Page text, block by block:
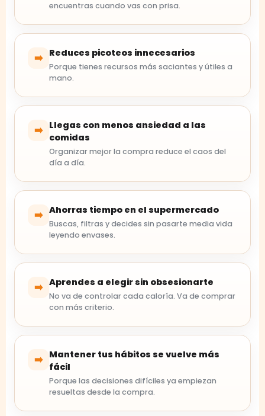
encuentras cuando vas con prisa.
➡️ Reduces picoteos innecesarios
Porque tienes recursos más saciantes y útiles a
mano.
➡️ Llegas con menos ansiedad a las
comidas
Organizar mejor la compra reduce el caos del
día a día.
➡️ Ahorras tiempo en el supermercado
Buscas, filtras y decides sin pasarte media vida
leyendo envases.
➡️ Aprendes a elegir sin obsesionarte
No va de controlar cada caloría. Va de comprar
con más criterio.
➡️ Mantener tus hábitos se vuelve más
fácil
Porque las decisiones difíciles ya empiezan
resueltas desde la compra.